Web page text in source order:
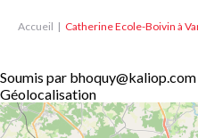
Accueil Catherine Ecole-Boivin à
Soumis par bhoquy@kaliop.com
Géolocalisation